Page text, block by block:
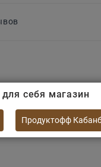
богатым вкусом.
себя магазин
Продуктофф